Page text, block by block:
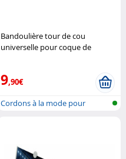
Bandoulière tour de cou
universelle pour coque de
9,90€
Cordons à la mode pour